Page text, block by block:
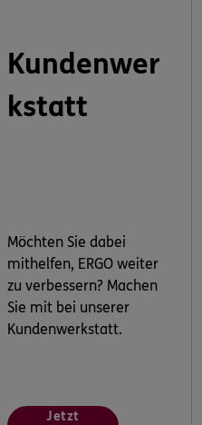
Kundenwer
kstatt
Möchten Sie dabei
mithelfen, ERGO weiter
zu verbessern? Machen
Sie mit bei unserer
Kundenwerkstatt.
Jetzt